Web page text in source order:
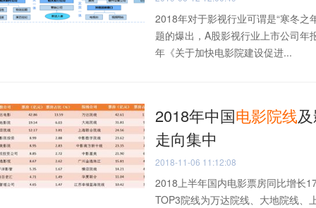
2018年对于影视行业可谓是“寒冬之
题的爆出，A股影视行业上市公司
年《关于加快电影院建设促进...
2018年中国电影院线
走向集中
2018-11-06 11:12:08
2018上半年国内电影票房同比增长
TOP3院线为万达院线、大地院线、